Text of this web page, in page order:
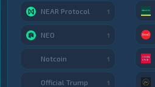
NEAR Protocol 1
NEO 1
Notcoin 1
Official Trump 1